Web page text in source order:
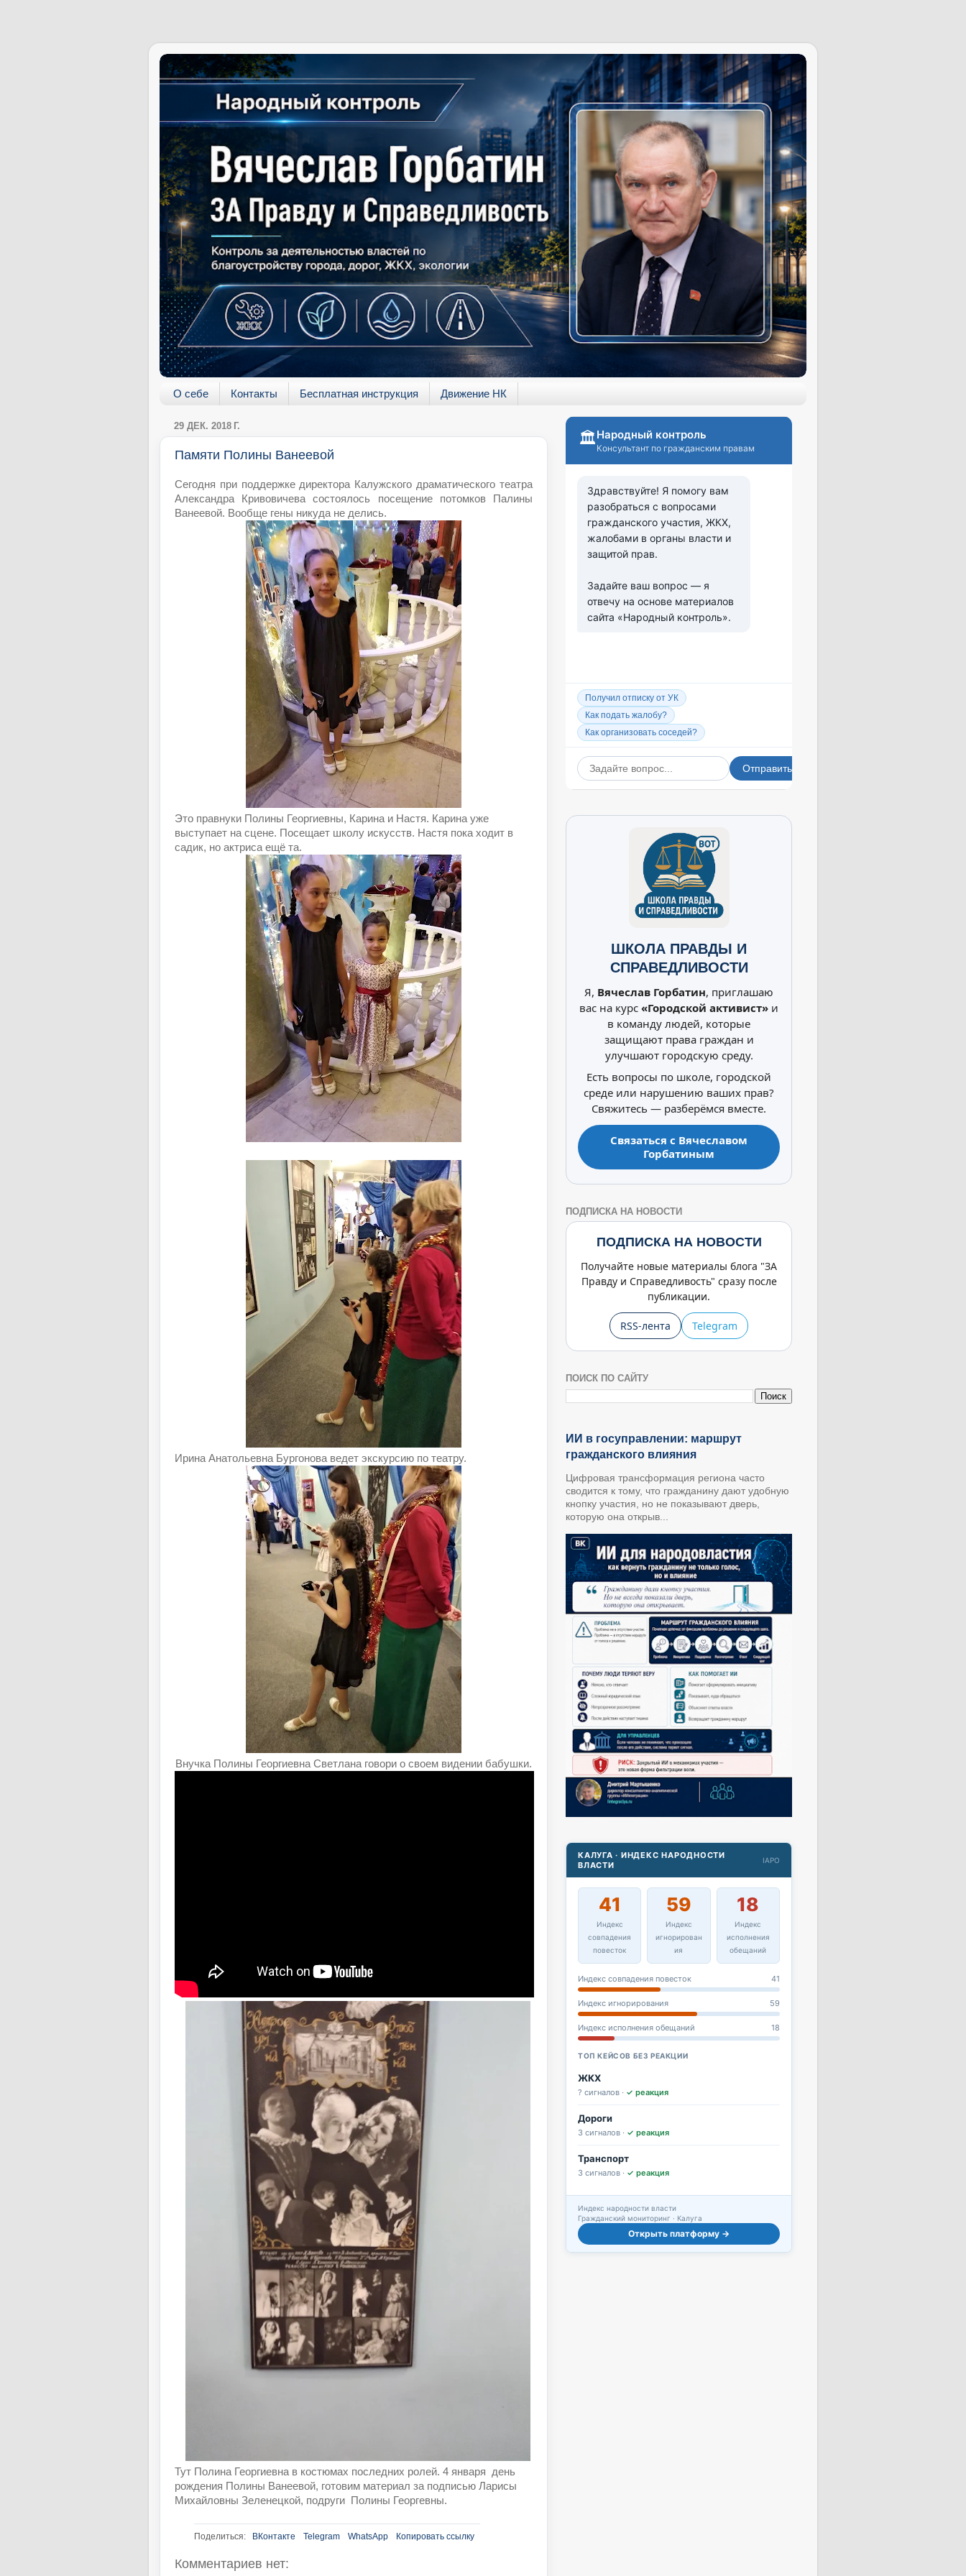
О себе Контакты Бесплатная инструкция Движение НК
29 ДЕК. 2018 Г.
Памяти Полины Ванеевой
Сегодня при поддержке директора Калужского драматического театра
Александра Кривовичева состоялось посещение потомков Палины
Ванеевой. Вообще гены никуда не делись.
Это правнуки Полины Георгиевны, Карина и Настя. Карина уже
выступает на сцене. Посещает школу искусств. Настя пока ходит в
садик, но актриса ещё та.
Ирина Анатольевна Бургонова ведет экскурсию по театру.
Внучка Полины Георгиевна Светлана говори о своем видении бабушки.
Тут Полина Георгиевна в костюмах последних ролей. 4 января день
рождения Полины Ванеевой, готовим материал за подписью Ларисы
Михайловны Зеленецкой, подруги Полины Георгевны.
Поделиться: ВКонтакте Telegram WhatsApp Копировать ссылку
Комментариев нет:
ШКОЛА ПРАВДЫ И
СПРАВЕДЛИВОСТИ
Я, Вячеслав Горбатин, приглашаю
вас на курс «Городской активист» и
в команду людей, которые
защищают права граждан и
улучшают городскую среду.
Есть вопросы по школе, городской
среде или нарушению ваших прав?
Свяжитесь — разберёмся вместе.
Связаться с Вячеславом
Горбатиным
ПОДПИСКА НА НОВОСТИ
ПОДПИСКА НА НОВОСТИ
Получайте новые материалы блога "ЗА
Правду и Справедливость" сразу после
публикации.
RSS-лента Telegram
ПОИСК ПО САЙТУ
ИИ в госуправлении: маршрут
гражданского влияния
Цифровая трансформация региона часто
сводится к тому, что гражданину дают удобную
кнопку участия, но не показывают дверь,
которую она открыв...
КАЛУГА · ИНДЕКС НАРОДНОСТИ
ВЛАСТИ
IAPO
41
Индекс
совпадения
повесток
59
Индекс
игнорирован
ия
18
Индекс
исполнения
обещаний
Индекс совпадения повесток 41
Индекс игнорирования 59
Индекс исполнения обещаний 18
ТОП КЕЙСОВ БЕЗ РЕАКЦИИ
ЖКХ
? сигналов · ✓ реакция
Дороги
3 сигналов · ✓ реакция
Транспорт
3 сигналов · ✓ реакция
Индекс народности власти
Гражданский мониторинг · Калуга
Открыть платформу →